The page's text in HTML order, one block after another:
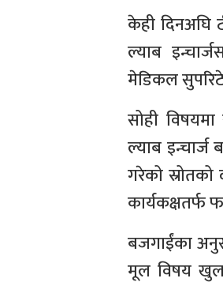
केही दिनअघि
ल्याब
मेडिकल
सोही
ल्याब इन्चार्ज
गरेको
कार्यकक्षतर्फ
बजगाईंका
मूल विषय